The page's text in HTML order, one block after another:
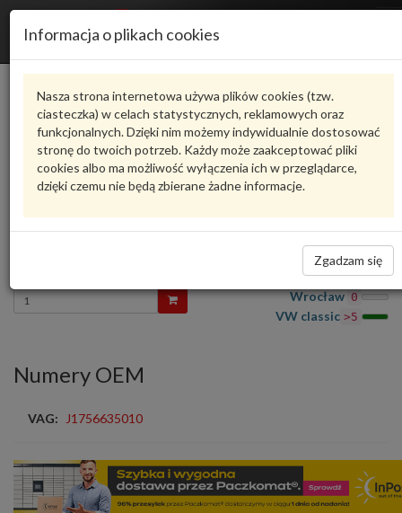
Informacja o plikach cookies
Nasza strona internetowa używa plików cookies (tzw.
ciasteczka) w celach statystycznych, reklamowych oraz
funkcjonalnych. Dzięki nim możemy indywidualnie dostosować
stronę do twoich potrzeb. Każdy może zaakceptować pliki
cookies albo ma możliwość wyłączenia ich w przeglądarce,
dzięki czemu nie będą zbierane żadne informacje.
Zgadzam się
Karta produktu
J1756635010VW CLASSIC
oceń produkt
Zadaj pytanie o produkt
Część z oferty VW Classic - czas realizacji zamówienia około 14 dni
Wprowadź
ilość
Dostępność
Wrocław 0
VW classic >5
Numery OEM
VAG: J1756635010